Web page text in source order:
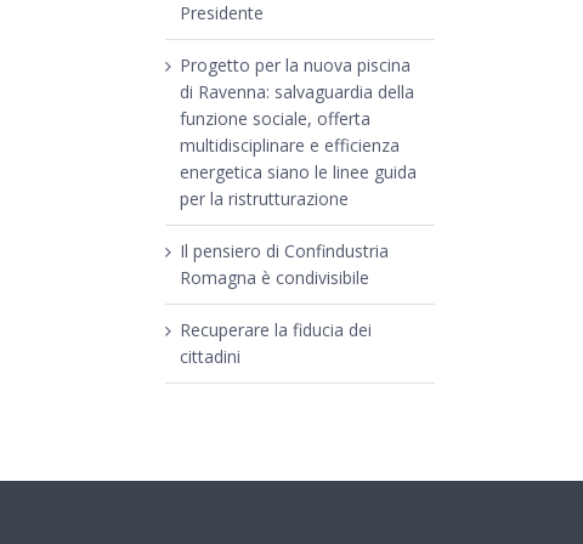
Presidente
Progetto per la nuova piscina
di Ravenna: salvaguardia della
funzione sociale, offerta
multidisciplinare e efficienza
energetica siano le linee guida
per la ristrutturazione
Il pensiero di Confindustria
Romagna è condivisibile
Recuperare la fiducia dei
cittadini